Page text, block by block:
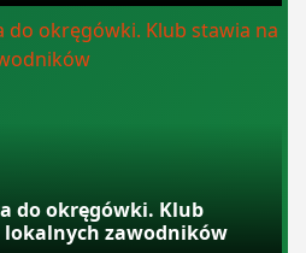
do okręgówki. Klub
lokalnych zawodników